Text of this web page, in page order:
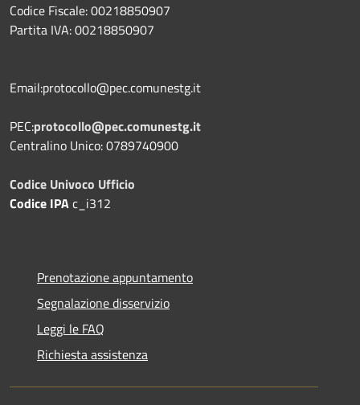
Codice Fiscale: 00218850907
Partita IVA: 00218850907
Email:protocollo@pec.comunestg.it
PEC:protocollo@pec.comunestg.it
Centralino Unico: 0789740900
Codice Univoco Ufficio
Codice IPAc_i312
Prenotazione appuntamento
Segnalazione disservizio
Leggi le FAQ
Richiesta assistenza